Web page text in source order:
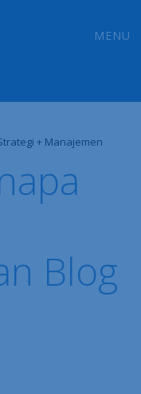
MENU
+ Manajemen
Blog